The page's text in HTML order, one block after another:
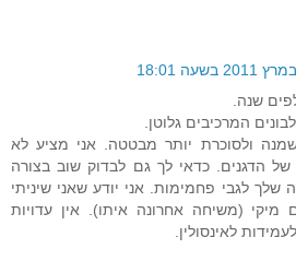
ולסוכרת יותר מבטטה. אני מציע לא
של הדגנים. כדאי לך גם לבדוק שוב בצורה
לגבי פחמימות. אני יודע שאני שיניתי
מיקי (משיחה אחרונה איתו). אין עדויות
לאינסולין.